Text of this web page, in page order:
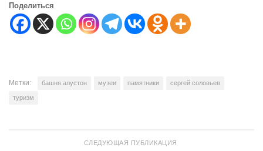
Поделиться
Метки: башня алустон музеи памятники сергей соловьев
туризм
СЛЕДУЮЩАЯ ПУБЛИКАЦИЯ